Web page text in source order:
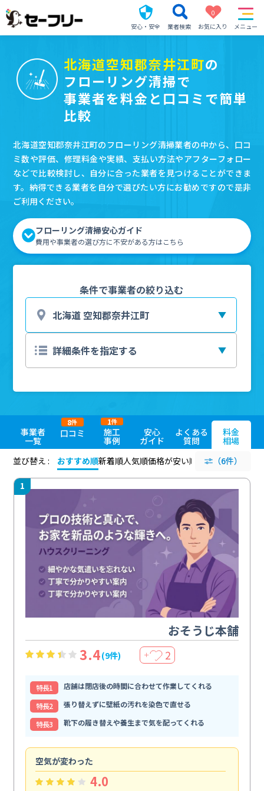
安心・安全 業者検索
0
お気に入り
メニュー
北海道空知郡奈井江町の
フローリング清掃で
事業者を料金と口コミで簡単
比較
北海道空知郡奈井江町のフローリング清掃業者の中から、口コ
ミ数や評価、修理料金や実績、支払い方法やアフターフォロー
などで比較検討し、自分に合った業者を見つけることができま
す。納得できる業者を自分で選びたい方にお勧めですので是非
ご利用ください。
フローリング清掃安心ガイド
費用や事業者の選び方に不安がある方はこちら
条件で事業者の絞り込む
事業者
一覧
口コミ
8件
施工
事例
1件
安心
ガイド
よくある
質問
料金
相場
並び替え :
おすすめ順新着順人気順価格が安い順 評価が高い順
（6件）
1
おそうじ本舗
3.4(9件) ＋ 2
特⻑1
店舗は閉店後の時間に合わせて作業してくれる
特⻑2
張り替えずに壁紙の汚れを染色で直せる
特⻑3
靴下の履き替えや養生まで気を配ってくれる
空気が変わった
4.0